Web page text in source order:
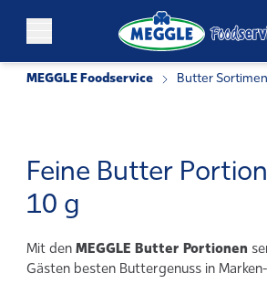
MEGGLE Foodservice Butter
Feine Butter
10 g
Mit den MEGGLE Butter Portionen
Gästen besten Buttergenuss in